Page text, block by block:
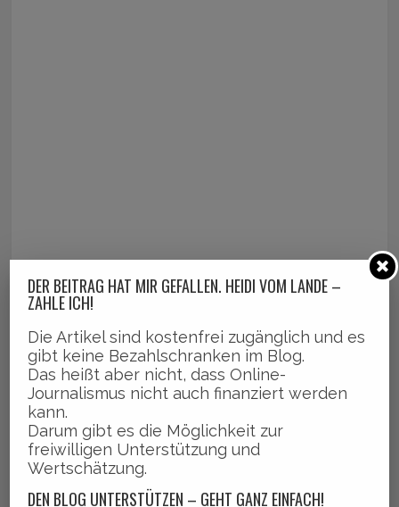
DER BEITRAG HAT MIR GEFALLEN. HEIDI VOM LANDE –
ZAHLE ICH!
Die Artikel sind kostenfrei zugänglich und es
gibt keine Bezahlschranken im Blog.
Das heißt aber nicht, dass Online-
Journalismus nicht auch finanziert werden
kann.
Darum gibt es die Möglichkeit zur
freiwilligen Unterstützung und
Wertschätzung.
DEN BLOG UNTERSTÜTZEN – GEHT GANZ EINFACH!